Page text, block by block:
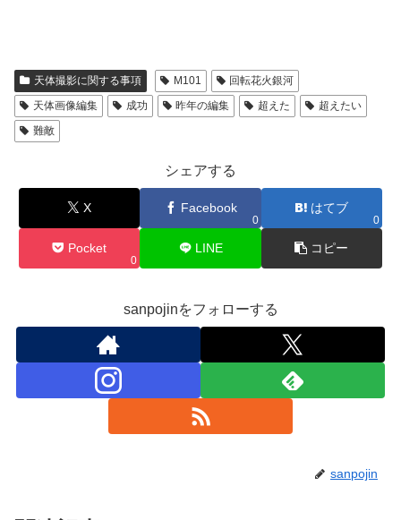
天体撮影に関する事項 M101
回転花火銀河
天体画像編集
成功 昨年の編集 超えた
超えたい
難敵
シェアする
X Facebook
0
はてブ
0
Pocket
0
LINE コピー
sanpojinをフォローする
sanpojin